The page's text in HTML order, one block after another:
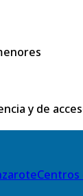
y de
Centros